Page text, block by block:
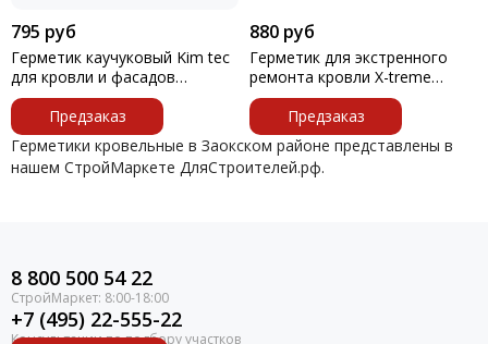
795 руб
Герметик каучуковый Kim tec
для кровли и фасадов
водосток прозрачный 310мл
Предзаказ
880 руб
Герметик для экстренного
ремонта кровли Х-treme
прозрач Tytan Professional
310млПредзаказ
Герметики кровельные в Заокском районе представлены в
нашем СтройМаркете ДляСтроителей.рф.
8 800 500 54 22
+7 (495) 22-555-22